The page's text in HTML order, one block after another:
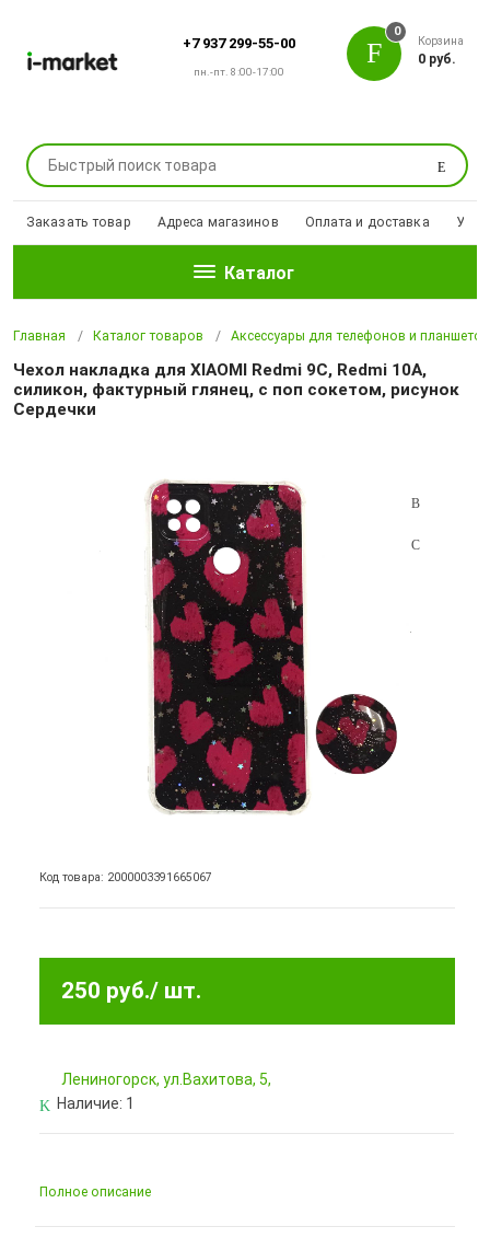
+7 937 299-55-00
пн.-пт. 8:00-17:00
Поиск
0
Корзина
0 руб.
Заказать товар Адреса магазинов Оплата и доставка
Каталог
Главная Каталог товаров Аксессуары для телефонов и планшетов
Чехол накладка для XIAOMI Redmi 9C, Redmi 10A,
силикон, фактурный глянец, с поп сокетом, рисунок
Сердечки
Код товара: 2000003391665067
250 руб./ шт.
Лениногорск, ул.Вахитова, 5,
Наличие: 1
Полное описание